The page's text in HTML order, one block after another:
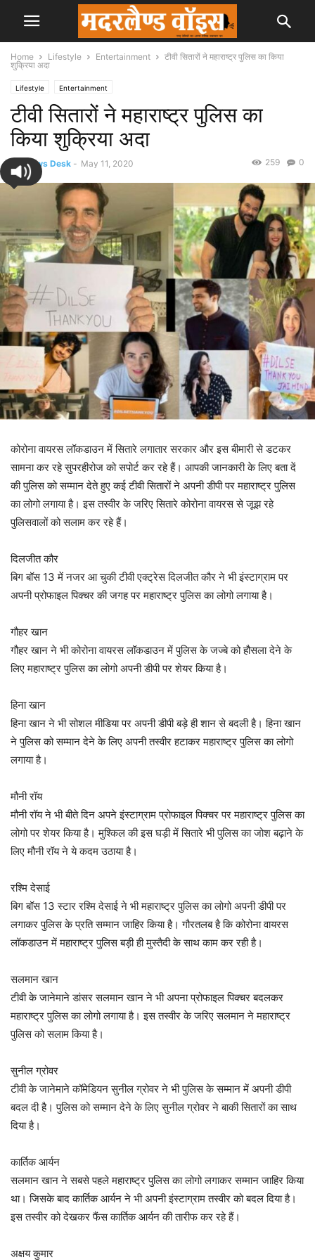
Home Lifestyle Entertainment
टीवी सितारों ने महाराष्ट्र पुलिस का किया
शुक्रिया अदा
Lifestyle Entertainment
टीवी सितारों ने महाराष्ट्र पुलिस का
किया शुक्रिया अदा
By News Desk - May 11, 2020 0
259
कोरोना वायरस लॉकडाउन में सितारे लगातार सरकार और इस बीमारी से डटकर
सामना कर रहे सुपरहीरोज को सपोर्ट कर रहे हैं। आपकी जानकारी के लिए बता दें
की पुलिस को सम्मान देते हुए कई टीवी सितारों ने अपनी डीपी पर महाराष्ट्र पुलिस
का लोगो लगाया है। इस तस्वीर के जरिए सितारे कोरोना वायरस से जूझ रहे
पुलिसवालों को सलाम कर रहे हैं।
दिलजीत कौर
बिग बॉस 13 में नजर आ चुकी टीवी एक्ट्रेस दिलजीत कौर ने भी इंस्टाग्राम पर
अपनी प्रोफाइल पिक्चर की जगह पर महाराष्ट्र पुलिस का लोगो लगाया है।
गौहर खान
गौहर खान ने भी कोरोना वायरस लॉकडाउन में पुलिस के जज्बे को हौसला देने के
लिए महाराष्ट्र पुलिस का लोगो अपनी डीपी पर शेयर किया है।
हिना खान
हिना खान ने भी सोशल मीडिया पर अपनी डीपी बड़े ही शान से बदली है। हिना खान
ने पुलिस को सम्मान देने के लिए अपनी तस्वीर हटाकर महाराष्ट्र पुलिस का लोगो
लगाया है।
मौनी रॉय
मौनी रॉय ने भी बीते दिन अपने इंस्टाग्राम प्रोफाइल पिक्चर पर महाराष्ट्र पुलिस का
लोगो पर शेयर किया है। मुश्किल की इस घड़ी में सितारे भी पुलिस का जोश बढ़ाने के
लिए मौनी रॉय ने ये कदम उठाया है।
रश्मि देसाई
बिग बॉस 13 स्टार रश्मि देसाई ने भी महाराष्ट्र पुलिस का लोगो अपनी डीपी पर
लगाकर पुलिस के प्रति सम्मान जाहिर किया है। गौरतलब है कि कोरोना वायरस
लॉकडाउन में महाराष्ट्र पुलिस बड़ी ही मुस्तैदी के साथ काम कर रही है।
सलमान खान
टीवी के जानेमाने डांसर सलमान खान ने भी अपना प्रोफाइल पिक्चर बदलकर
महाराष्ट्र पुलिस का लोगो लगाया है। इस तस्वीर के जरिए सलमान ने महाराष्ट्र
पुलिस को सलाम किया है।
सुनील ग्रोवर
टीवी के जानेमाने कॉमेडियन सुनील ग्रोवर ने भी पुलिस के सम्मान में अपनी डीपी
बदल दी है। पुलिस को सम्मान देने के लिए सुनील ग्रोवर ने बाकी सितारों का साथ
दिया है।
कार्तिक आर्यन
सलमान खान ने सबसे पहले महाराष्ट्र पुलिस का लोगो लगाकर सम्मान जाहिर किया
था। जिसके बाद कार्तिक आर्यन ने भी अपनी इंस्टाग्राम तस्वीर को बदल दिया है।
इस तस्वीर को देखकर फैंस कार्तिक आर्यन की तारीफ कर रहे हैं।
अक्षय कुमार